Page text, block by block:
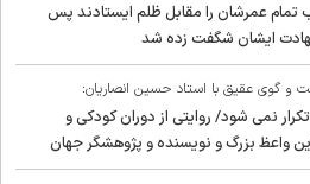
تمام عمرشان را مقابل ظلم ایستادند پس
ایشان شگفت زده شد
گوی عقیق با استاد حسین انصاریان:
نمی شود/ روایتی از دوران کودکی و
واعظ بزرگ و نویسنده و پژوهشگر جهان